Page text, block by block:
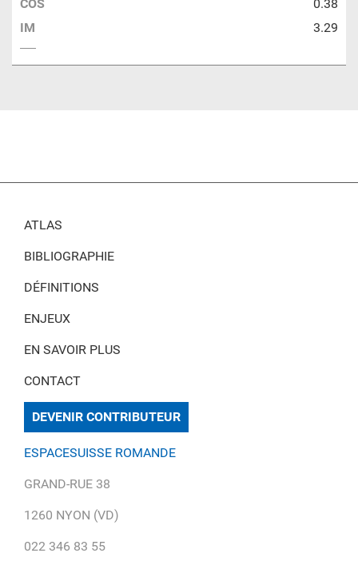
COS
0.38
IM
3.29
ATLAS
BIBLIOGRAPHIE
DÉFINITIONS
ENJEUX
EN SAVOIR PLUS
CONTACT
DEVENIR CONTRIBUTEUR
ESPACESUISSE ROMANDE
GRAND-RUE 38
1260 NYON (VD)
022 346 83 55